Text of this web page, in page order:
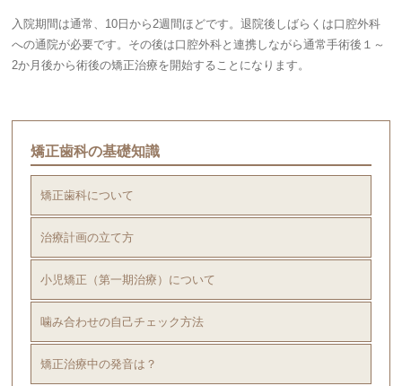
入院期間は通常、10日から2週間ほどです。退院後しばらくは口腔外科
への通院が必要です。その後は口腔外科と連携しながら通常手術後１～
2か月後から術後の矯正治療を開始することになります。
矯正歯科の基礎知識
矯正歯科について
治療計画の立て方
小児矯正（第一期治療）について
噛み合わせの自己チェック方法
矯正治療中の発音は？